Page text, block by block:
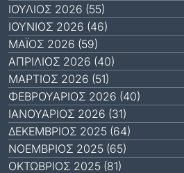
ΙΟΎΛΙΟΣ 2026 (55)
ΙΟΎΝΙΟΣ 2026 (46)
ΜΆΙΟΣ 2026 (59)
ΑΠΡΊΛΙΟΣ 2026 (40)
ΜΆΡΤΙΟΣ 2026 (51)
ΦΕΒΡΟΥΆΡΙΟΣ 2026 (40)
ΙΑΝΟΥΆΡΙΟΣ 2026 (31)
ΔΕΚΈΜΒΡΙΟΣ 2025 (64)
ΝΟΈΜΒΡΙΟΣ 2025 (65)
ΟΚΤΏΒΡΙΟΣ 2025 (81)